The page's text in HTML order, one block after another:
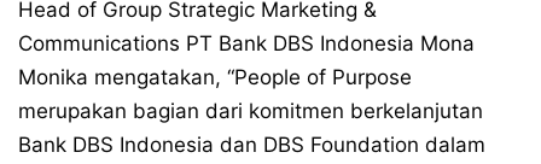
Head of Group Strategic Marketing &
Communications PT Bank DBS Indonesia Mona
Monika mengatakan, “People of Purpose
merupakan bagian dari komitmen berkelanjutan
Bank DBS Indonesia dan DBS Foundation dalam